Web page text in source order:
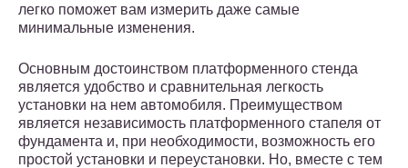
легко поможет вам измерить даже самые
минимальные изменения.
Основным достоинством платформенного стенда
является удобство и сравнительная легкость
установки на нем автомобиля. Преимуществом
является независимость платформенного стапеля от
фундамента и, при необходимости, возможность его
простой установки и переустановки. Но, вместе с тем